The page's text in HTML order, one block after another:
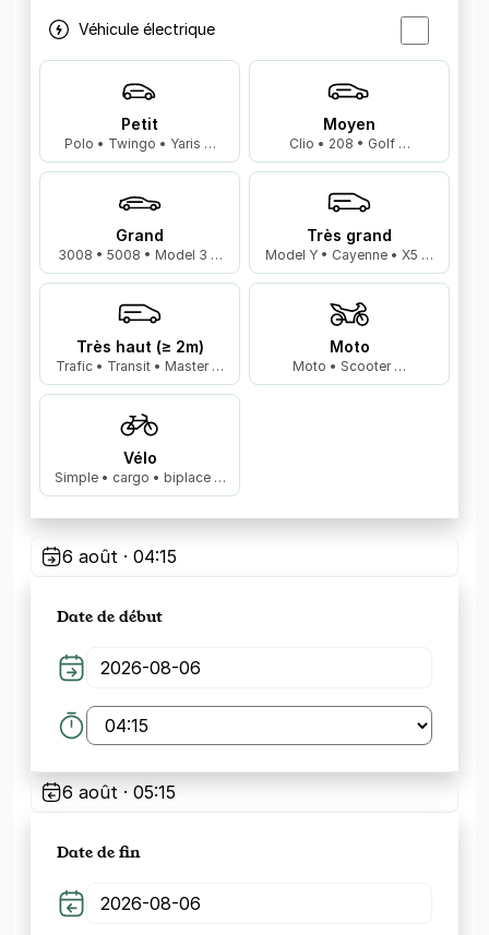
Véhicule électrique
Petit
Polo • Twingo • Yaris …
Moyen
Clio • 208 • Golf …
Grand
3008 • 5008 • Model 3 …
Très grand
Model Y • Cayenne • X5 …
Très haut (≥ 2m)
Trafic • Transit • Master …
Moto
Moto • Scooter …
Vélo
Simple • cargo • biplace …
6 août · 04:15
Date de début
6 août · 05:15
Date de fin